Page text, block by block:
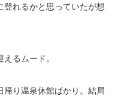
登れるかと思っていたが想
るムード。
帰り温泉休館ばかり。結局